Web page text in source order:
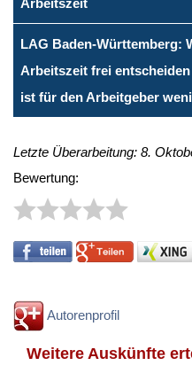
LAG Baden-Württemberg:
Arbeitszeit frei
ist für den Arbeitgeber
Letzte Überarbeitung: 8.
Bewertung:
Autorenprofil
Weitere Auskünfte